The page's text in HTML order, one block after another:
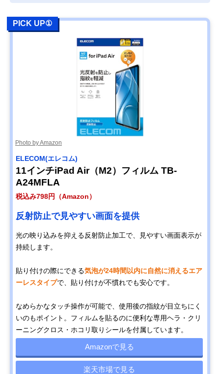
PICK UP①
Photo by Amazon
ELECOM(エレコム)
11インチiPad Air（M2）フィルム TB-
A24MFLA
税込み798円（Amazon）
反射防止で見やすい画面を提供
光の映り込みを抑える反射防止加工で、見やすい画面表示が
持続します。
貼り付けの際にできる気泡が24時間以内に自然に消えるエア
ーレスタイプで、貼り付けが不慣れでも安心です。
なめらかなタッチ操作が可能で、使用後の指紋が目立ちにく
いのもポイント。フィルムを貼るのに便利な専用ヘラ・クリ
ーニングクロス・ホコリ取りシールを付属しています。
Amazonで見る
楽天市場で見る